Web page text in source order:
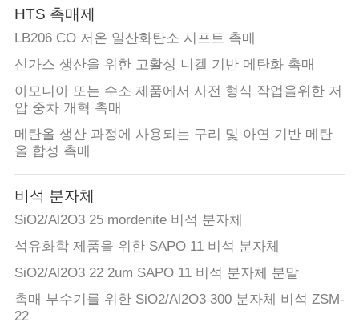
경
우
사
이
트
맵
PRIVACY
POLICY
HTS 촉매제
LB206 CO 저온 일산화탄소 시프트 촉매
신가스 생산을 위한 고활성 니켈 기반 메탄화 촉매
아모니아 또는 수소 제품에서 사전 형식 작업을위한 저
압 중차 개혁 촉매
메탄올 생산 과정에 사용되는 구리 및 아연 기반 메탄
올 합성 촉매
비석 분자체
SiO2/Al2O3 25 mordenite 비석 분자체
석유화학 제품을 위한 SAPO 11 비석 분자체
SiO2/Al2O3 22 2um SAPO 11 비석 분자체 분말
촉매 부수기를 위한 SiO2/Al2O3 300 분자체 비석 ZSM-
22